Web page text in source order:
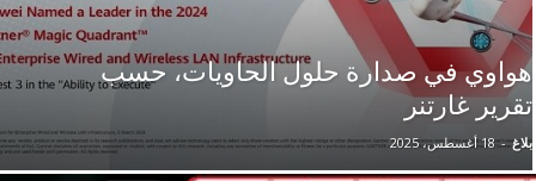
هواوي في صدارة حلول الحاويات، حسب
تقرير غارتنر
بلاغ - 18 أغسطس، 2025